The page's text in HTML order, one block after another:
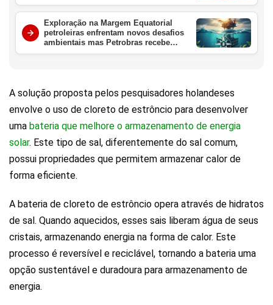
Exploração na Margem Equatorial
petroleiras enfrentam novos desafios
ambientais mas Petrobras recebe
aval crucial da ANP
A solução proposta pelos pesquisadores holandeses
envolve o uso de cloreto de estrôncio para desenvolver
uma bateria que melhore o armazenamento de energia
solar. Este tipo de sal, diferentemente do sal comum,
possui propriedades que permitem armazenar calor de
forma eficiente.
A bateria de cloreto de estrôncio opera através de hidratos
de sal. Quando aquecidos, esses sais liberam água de seus
cristais, armazenando energia na forma de calor. Este
processo é reversível e reciclável, tornando a bateria uma
opção sustentável e duradoura para armazenamento de
energia.